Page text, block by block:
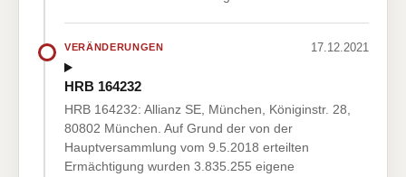
VERÄNDERUNGEN 17.12.2021
HRB 164232
HRB 164232: Allianz SE, München, Königinstr. 28,
80802 München. Auf Grund der von der
Hauptversammlung vom 9.5.2018 erteilten
Ermächtigung wurden 3.835.255 eigene